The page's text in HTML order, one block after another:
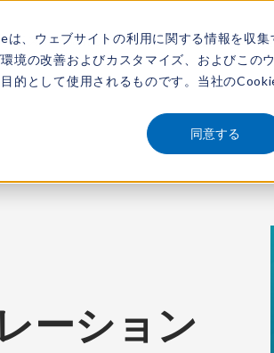
、ウェブサイトの利用に関する情報を収集
境の改善およびカスタマイズ、およびこの
的として使用されるものです。当社の
同意する
ビス市場調査レポートレポートを探す動画
ーション